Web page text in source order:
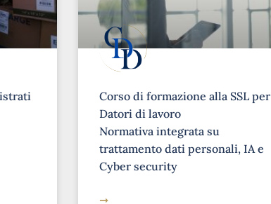
Corso di formazione alla SSL per
Datori di lavoro
Normativa integrata su
trattamento dati personali, IA e
Cyber security
➞